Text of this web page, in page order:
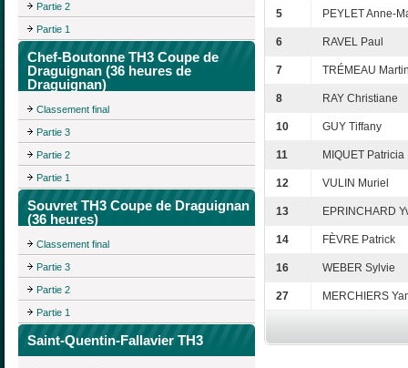
Partie 2
Partie 1
Chef-Boutonne TH3 Coupe de
Draguignan (36 heures de
Draguignan)
Classement final
Partie 3
Partie 2
Partie 1
Souvret TH3 Coupe de Draguignan
(36 heures)
Classement final
Partie 3
Partie 2
Partie 1
Saint-Quentin-Fallavier TH3
5 PEYLET Anne-
6 RAVEL Paul
7 TRÉMEAU
8 RAY Christiane
10 GUY Tiffany
11 MIQUET Patricia
12 VULIN Muriel
13 EPRINCHARD
14 FÈVRE Patrick
16 WEBER Sylvie
27 MERCHIERS